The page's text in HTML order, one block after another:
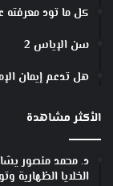
كل ما تود معرفته
سن الإياس 2
هل تدعم إيمان
الأكثر مشاهدة
د. محمد منصور
الخلايا الظهارية